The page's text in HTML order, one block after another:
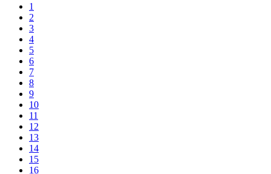
1
2
3
4
5
6
7
8
9
10
11
12
13
14
15
16